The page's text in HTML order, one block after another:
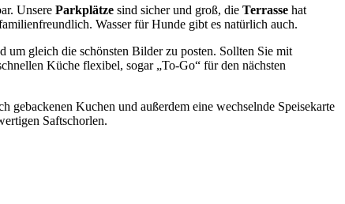
Unsere Parkplätze sind sicher und groß, die Terrasse hat
Wasser für Hunde gibt es natürlich auch.
gleich die schönsten Bilder zu posten. Sollten Sie mit
Küche flexibel, sogar „To-Go“ für den nächsten
gebackenen Kuchen und außerdem eine wechselnde Speisekarte
Saftschorlen.